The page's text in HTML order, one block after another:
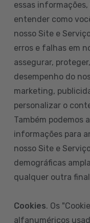
essas
entender como
nosso Site e
erros e falhas em
assegurar,
desempenho do
marketing,
personalizar o
Também podemos
informações para
nosso Site e
demográficas
qualquer outra
Cookies. Os
alfanuméricos